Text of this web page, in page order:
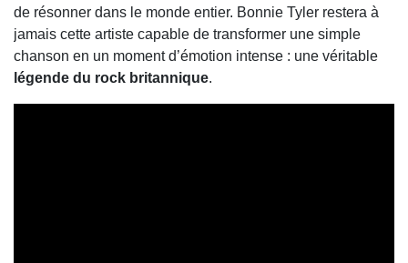
de résonner dans le monde entier. Bonnie Tyler restera à
jamais cette artiste capable de transformer une simple
chanson en un moment d’émotion intense : une véritable
légende du rock britannique.